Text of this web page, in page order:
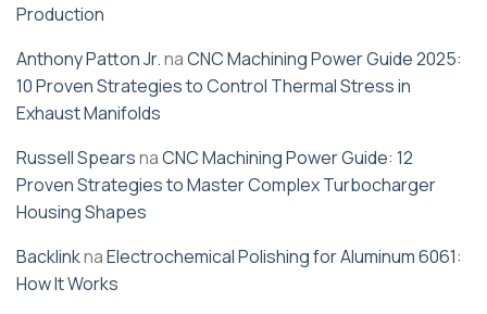
Production
Anthony Patton Jr.naCNC Machining Power Guide 2025:
10 Proven Strategies to Control Thermal Stress in
Exhaust Manifolds
Russell SpearsnaCNC Machining Power Guide: 12
Proven Strategies to Master Complex Turbocharger
Housing Shapes
BacklinknaElectrochemical Polishing for Aluminum 6061:
How It Works